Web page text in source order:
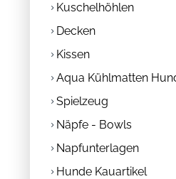
Kuschelhöhlen
Decken
Kissen
Aqua Kühlmatten
Spielzeug
Näpfe - Bowls
Napfunterlagen
Hunde Kauartikel